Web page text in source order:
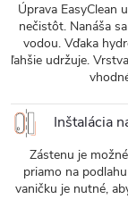
Úprava EasyClean
nečistôt. Nanáša
vodou. Vďaka
ľahšie udržuje.
Inštalácia
Zástenu je
priamo na
vaničku je nutné,